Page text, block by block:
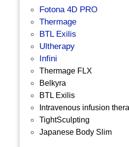
Fotona 4D PRO
Thermage
BTL Exilis
Ultherapy
Infini
Thermage FLX
Belkyra
BTL Exilis
Intravenous infusion
TightSculpting
Japanese Body Slim